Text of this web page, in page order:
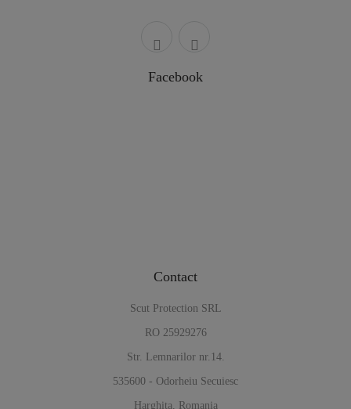
Facebook
Contact
Scut Protection SRL
RO 25929276
Str. Lemnarilor nr.14.
535600 - Odorheiu Secuiesc
Harghita, Romania